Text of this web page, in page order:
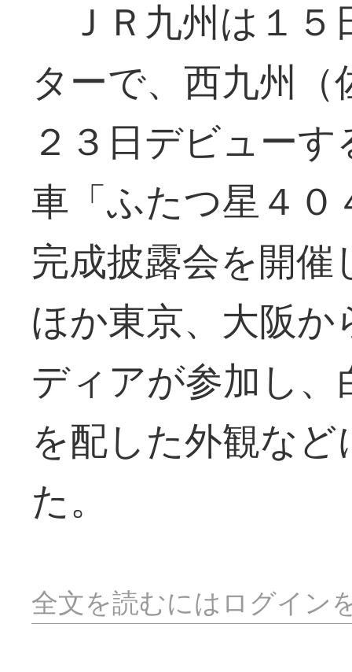
ＪＲ九州は１５
ターで、西九州
２３日デビュー
車「ふたつ星４０
完成披露会を開
ほか東京、大阪
ディアが参加し
を配した外観な
た。
全文を読むにはログイン